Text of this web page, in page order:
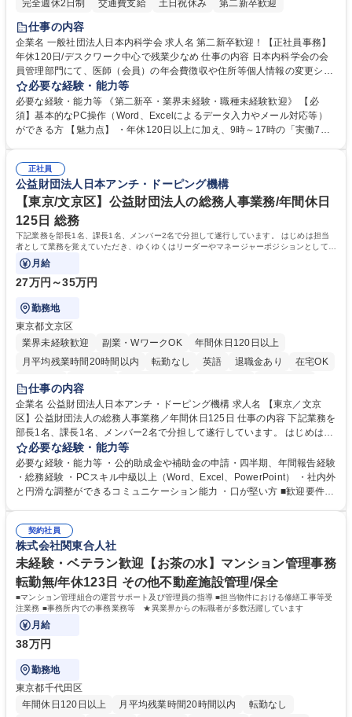
完全週休2日制
交通費支給 土日祝休み 第二新卒歓迎
仕事の内容
企業名 一般社団法人日本内科学会 求人名 第二新卒歓迎！【正社員事務】
年休120日/デスクワーク中心で残業少なめ 仕事の内容 日本内科学会の会
員管理部門にて、医師（会員）の年会費徴収や住所等個人情報の変更シス
テム入力、電話・FAX対応をお任せします。将来的には、各種委員会の運
営事務局業務などにも幅広く携わっていただきます。 【会員管理・データ
入力業務】 ・医師（会員）の住所変更、個人情報のシステム登録・更新
・年会費の徴収管理や入金データの照合確認 【問い合わせ対応】 ・会員
年休120日/デスクワーク中心で残業少なめ
必要な経験・能力等
必要な経験・能力等 《第二新卒・業界未経験・職種未経験歓迎》 【必
須】基本的なPC操作（Word、Excelによるデータ入力やメール対応等）
ができる方 【魅力点】 ・年休120日以上に加え、9時～17時の「実働7時
整、資料作成、当日の運営サポート 学歴・資格 学歴：大学院 大学 語学
力： 資格：
正社員
公益財団法人日本アンチ・ドーピング機構
【東京/文京区】公益財団法人の総務人事業務/年間休日
125日 総務
下記業務を部長1名、課長1名、メンバー2名で分担して遂行しています。 はじめは担当
者として業務を覚えていただき、ゆくゆくはリーダーやマネージャーポジションとして活
躍いただくことを期待しています。
月給
27万円～35万円
勤務地
東京都文京区
業界未経験歓迎
副業・WワークOK
年間休日120日以上
月平均残業時間20時間以内
転勤なし 英語 退職金あり
在宅OK
賞与あり
育休あり
食事補助あり
仕事の内容
企業名 公益財団法人日本アンチ・ドーピング機構 求人名 【東京／文京
区】公益財団法人の総務人事業務／年間休日125日 仕事の内容 下記業務を
部長1名、課長1名、メンバー2名で分担して遂行しています。 はじめは担
当者として業務を覚えていただき、ゆくゆくはリーダーやマネージャーポ
ジションとして活躍いただくことを期待しています。 【総務・人事グルー
プの業務内容】 ・人事制度関連 ・採用活動 ・教育研修の企画、実行 ・勤
怠管理 ・官公庁への各種提出 ・法定の会議運営（評議員会、理事会） ・
管理 ・福利厚生関連 ・職員からの問合せ、相談対応 ・その他日常の総務
業務全般 募集職種 【東京／文京区】公益財団法人の総務人事業務／年間
休日125日
必要な経験・能力等
必要な経験・能力等 ・公的助成金や補助金の申請・四半期、年間報告経験
・総務経験 ・PCスキル中級以上（Word、Excel、PowerPoint） ・社内外
と円滑な調整ができるコミュニケーション能力 ・口が堅い方 ■歓迎要件
契約社員
株式会社関東合人社
未経験・ベテラン歓迎【お茶の水】マンション管理事務
転勤無/年休123日 その他不動産施設管理/保全
■マンション管理組合の運営サポート及び管理員の指導 ■担当物件における修繕工事等受
注業務 ■事務所内での事務業務等 ★異業界からの転職者が多数活躍しています
月給
38万円
勤務地
東京都千代田区
年間休日120日以上
月平均残業時間20時間以内
転勤なし